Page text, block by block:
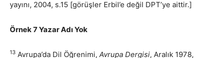
yayını, 2004, s.15 [görüşler Erbil’e değil DPT’ye aittir.]
Örnek 7 Yazar Adı Yok
13 Avrupa’da Dil Öğrenimi, Avrupa Dergisi, Aralık 1978,